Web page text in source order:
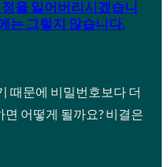
을 잃어버리시겠습니
는 그렇지 않습니다.
때문에 비밀번호보다 더
어떻게 될까요? 비결은